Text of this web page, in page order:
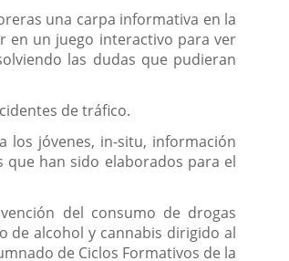
una carpa informativa en la
en un juego interactivo para ver
las dudas que pudieran
de tráfico.
los jóvenes, in-situ, información
han sido elaborados para el
del consumo de drogas
de alcohol y cannabis dirigido al
de Ciclos Formativos de la